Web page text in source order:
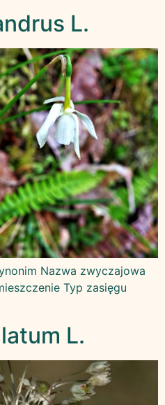
L.
Nazwa zwyczajowa
Typ zasięgu
L.